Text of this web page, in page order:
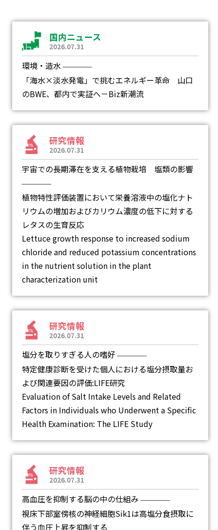
国内ニュース
2026.07.31
環境・造水 ―
「海水×淡水発電」で挑むエネルギー革命 山口
のBWE、都内で実証へ－Biz新潮流
研究情報
2026.07.31
宇宙での長期滞在を支える植物栽培 塩類の影響
―
植物特性評価装置において栄養溶液中の塩化ナト
リウムの増加およびカリウム濃度の低下に対する
レタスの生育反応
Lettuce growth response to increased sodium
chloride and reduced potassium concentrations
in the nutrient solution in the plant
characterization unit
研究情報
2026.07.31
塩分を取りすぎる人の嗜好 ―
特定健康診断を受けた個人における塩分摂取量お
よび関連要因の評価:LIFE研究
Evaluation of Salt Intake Levels and Related
Factors in Individuals who Underwent a Specific
Health Examination: The LIFE Study
研究情報
2026.07.31
高血圧を抑制する脳の中の仕組み ―
視床下部室傍核の神経細胞Sik1は高塩分食摂取に
伴う血圧上昇を抑制する